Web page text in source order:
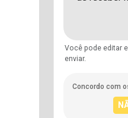
Você pode editar
enviar.
Concordo com